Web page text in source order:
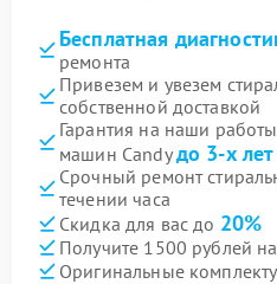
Бесплатная
ремонта
Привезем и увезем
собственной доставкой
Гарантия на наши
машин Candyдо 3-х лет
Срочный ремонт
течении часа
Скидка для вас до 20%
Получите 1500 рублей
Оригинальные